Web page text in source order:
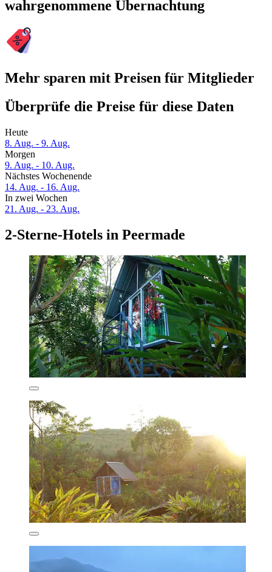
wahrgenommene Übernachtung
Mehr sparen mit Preisen für Mitglieder
Überprüfe die Preise für diese Daten
Heute
8. Aug. - 9. Aug.
Morgen
9. Aug. - 10. Aug.
Nächstes Wochenende
14. Aug. - 16. Aug.
In zwei Wochen
21. Aug. - 23. Aug.
2-Sterne-Hotels in Peermade